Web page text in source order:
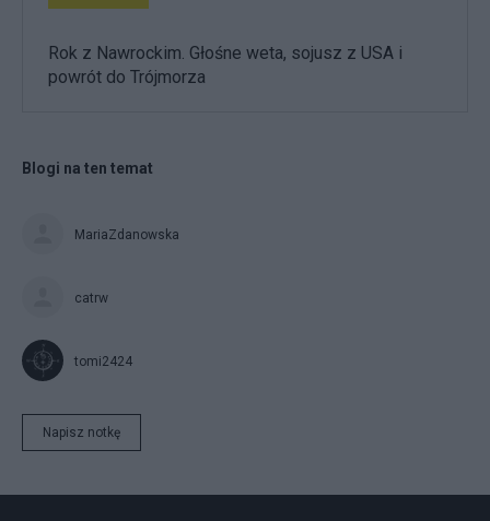
Rok z Nawrockim. Głośne weta, sojusz z USA i
powrót do Trójmorza
Blogi na ten temat
MariaZdanowska
catrw
tomi2424
Napisz notkę